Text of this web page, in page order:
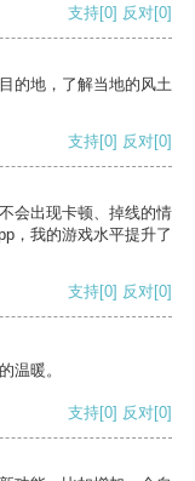
支持[0] 反对[0]
的地，了解当地的风土
支持[0] 反对[0]
会出现卡顿、掉线的情
，我的游戏水平提升了
支持[0] 反对[0]
温暖。
支持[0] 反对[0]